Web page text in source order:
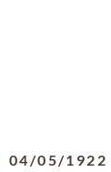
04/05/1922